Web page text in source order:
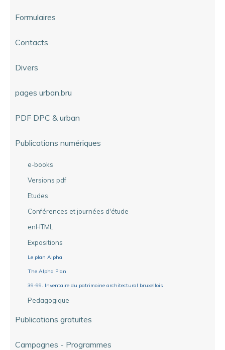
Formulaires
Contacts
Divers
pages urban.bru
PDF DPC & urban
Publications numériques
e-books
Versions pdf
Etudes
Conférences et journées d'étude
enHTML
Expositions
Le plan Alpha
The Alpha Plan
39-99. Inventaire du patrimoine architectural bruxellois
Pedagogique
Publications gratuites
Campagnes - Programmes